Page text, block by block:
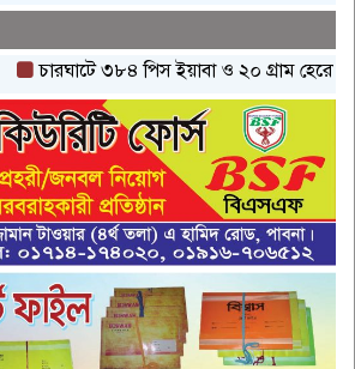
চারঘাটে ৩৮৪ পিস ইয়াবা ও ২০ গ্রাম হেরোইনসহ